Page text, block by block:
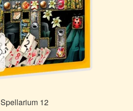
Spellarium 12